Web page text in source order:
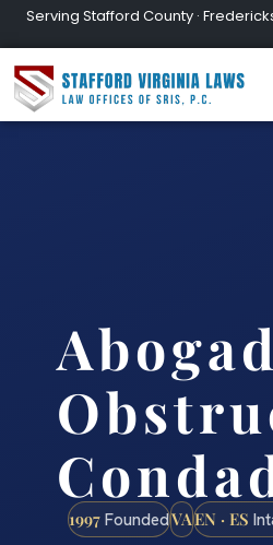
Serving Stafford County ·
1997 FoundedVAEN · ES